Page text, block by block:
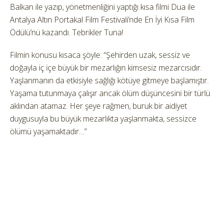
Balkan ile yazıp, yönetmenliğini yaptığı kısa filmi Dua ile
Antalya Altın Portakal Film Festivali’nde En İyi Kısa Film
Ödülü’nü kazandı. Tebrikler Tuna!
Filmin konusu kısaca şöyle: “Şehirden uzak, sessiz ve
doğayla iç içe büyük bir mezarlığın kimsesiz mezarcısıdır.
Yaşlanmanın da etkisiyle sağlığı kötüye gitmeye başlamıştır.
Yaşama tutunmaya çalışır ancak ölüm düşüncesini bir türlü
aklından atamaz. Her şeye rağmen, buruk bir aidiyet
duygusuyla bu büyük mezarlıkta yaşlanmakta, sessizce
ölümü yaşamaktadır…”